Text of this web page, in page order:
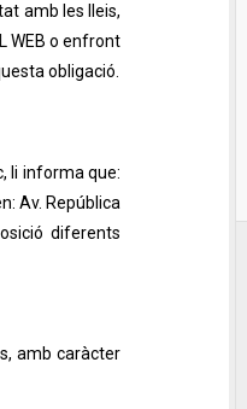
amb les lleis,
WEB o enfront
obligació.
li informa que:
Av. República
diferents
amb caràcter